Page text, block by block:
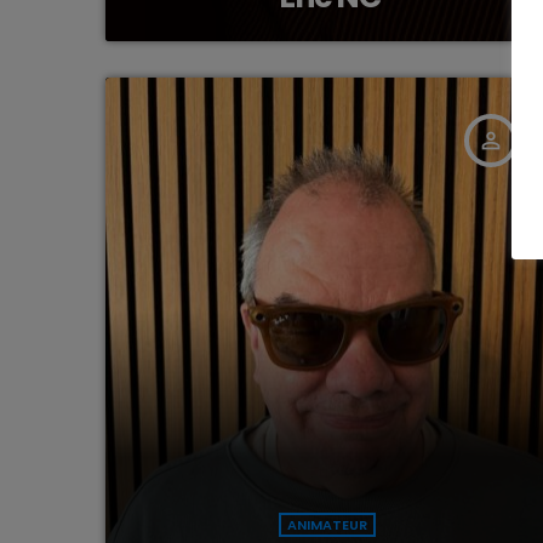
person_outline
ANIMATEUR